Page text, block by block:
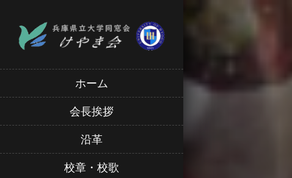
ホーム
会長挨拶
沿革
校章・校歌